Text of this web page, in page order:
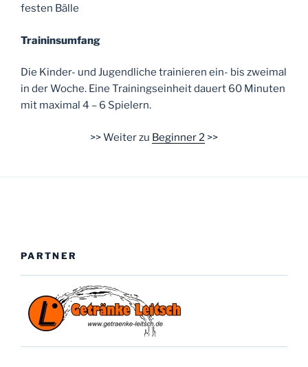
festen Bälle
Traininsumfang
Die Kinder- und Jugendliche trainieren ein- bis zweimal
in der Woche. Eine Trainingseinheit dauert 60 Minuten
mit maximal 4 – 6 Spielern.
>> Weiter zu Beginner 2 >>
PARTNER